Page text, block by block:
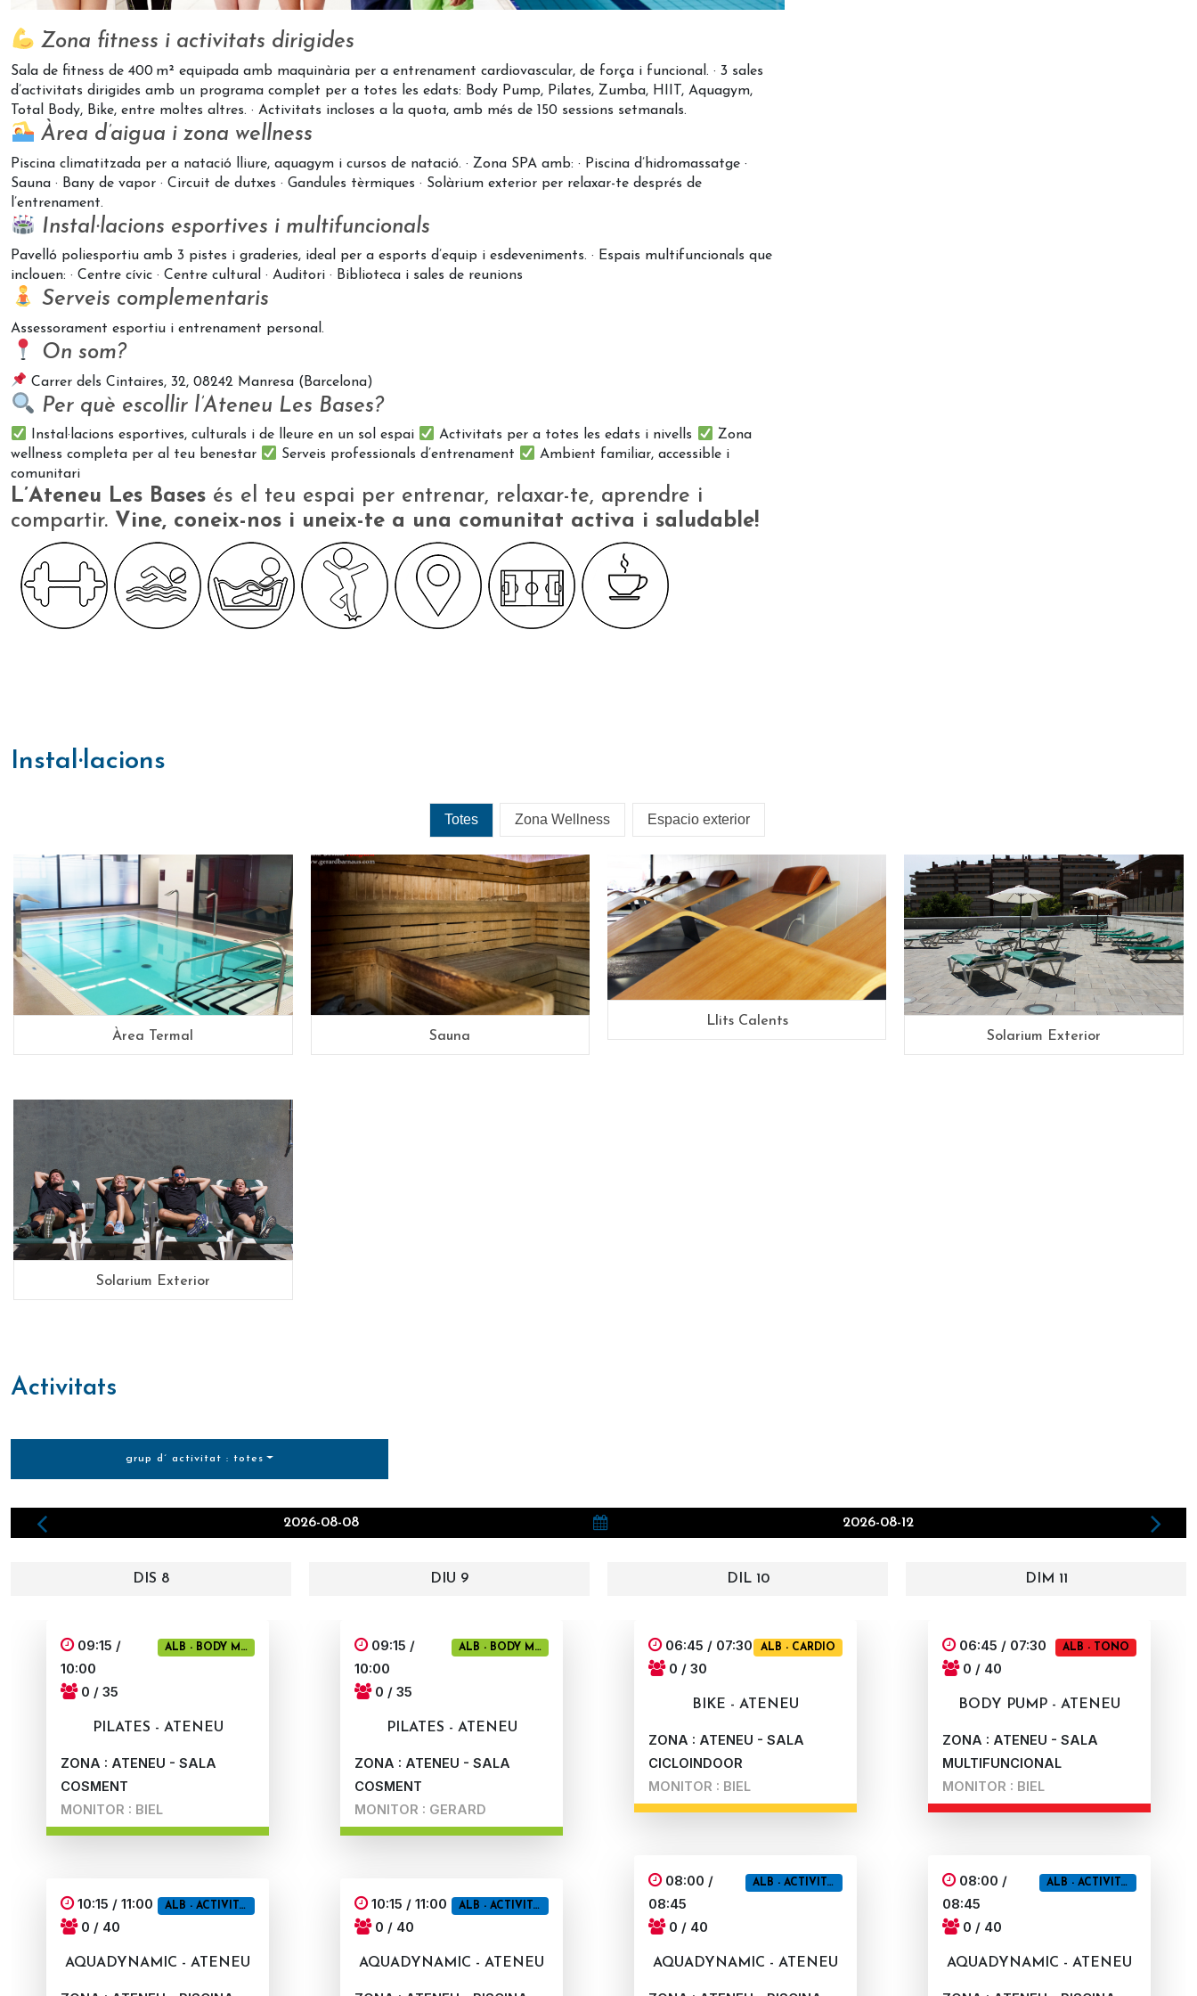
Zona fitness i activitats dirigides
Sala de fitness de 400 m² equipada amb maquinària per a entrenament cardiovascular, de força i funcional. · 3 sales
d’activitats dirigides amb un programa complet per a totes les edats: Body Pump, Pilates, Zumba, HIIT, Aquagym,
Total Body, Bike, entre moltes altres. · Activitats incloses a la quota, amb més de 150 sessions setmanals.
Àrea d’aigua i zona wellness
Piscina climatitzada per a natació lliure, aquagym i cursos de natació. · Zona SPA amb: · Piscina d’hidromassatge ·
Sauna · Bany de vapor · Circuit de dutxes · Gandules tèrmiques · Solàrium exterior per relaxar-te després de
l’entrenament.
Instal·lacions esportives i multifuncionals
Pavelló poliesportiu amb 3 pistes i graderies, ideal per a esports d’equip i esdeveniments. · Espais multifuncionals que
inclouen: · Centre cívic · Centre cultural · Auditori · Biblioteca i sales de reunions
Serveis complementaris
Assessorament esportiu i entrenament personal.
On som?
Carrer dels Cintaires, 32, 08242 Manresa (Barcelona)
Per què escollir l’Ateneu Les Bases?
​ Instal·lacions esportives, culturals i de lleure en un sol espai ​ Activitats per a totes les edats i nivells
​ Zona
wellness completa per al teu benestar
​ Serveis professionals d’entrenament
​ Ambient familiar, accessible i
comunitari
L’Ateneu Les Bases és el teu espai per entrenar, relaxar-te, aprendre i
compartir. Vine, coneix-nos i uneix-te a una comunitat activa i saludable!
instal·lacions
Totes Zona Wellness Espacio exterior
Àrea Termal Sauna
Llits Calents
Solarium Exterior
Solarium Exterior
activitats
grup d´ activitat : totes
2026-08-08 2026-08-12
DIS 8 DIU 9 DIL 10 DIM 11
09:15 /
10:00
ALB - BODY MIND
0 / 35
PILATES - ATENEU
ZONA : ATENEU - SALA
COSMENT
MONITOR : BIEL
10:15 / 11:00 ALB - ACTIVITATS AIGUA
0 / 40
AQUADYNAMIC - ATENEU
09:15 /
10:00
ALB - BODY MIND
0 / 35
PILATES - ATENEU
ZONA : ATENEU - SALA
COSMENT
MONITOR : GERARD
10:15 / 11:00 ALB - ACTIVITATS AIGUA
0 / 40
AQUADYNAMIC - ATENEU
06:45 / 07:30 ALB - CARDIO
0 / 30
BIKE - ATENEU
ZONA : ATENEU - SALA
CICLOINDOOR
MONITOR : BIEL
08:00 /
08:45
ALB - ACTIVITATS AIGUA
0 / 40
AQUADYNAMIC - ATENEU
06:45 / 07:30 ALB - TONO
0 / 40
BODY PUMP - ATENEU
ZONA : ATENEU - SALA
MULTIFUNCIONAL
MONITOR : BIEL
08:00 /
08:45
ALB - ACTIVITATS AIGUA
0 / 40
AQUADYNAMIC - ATENEU